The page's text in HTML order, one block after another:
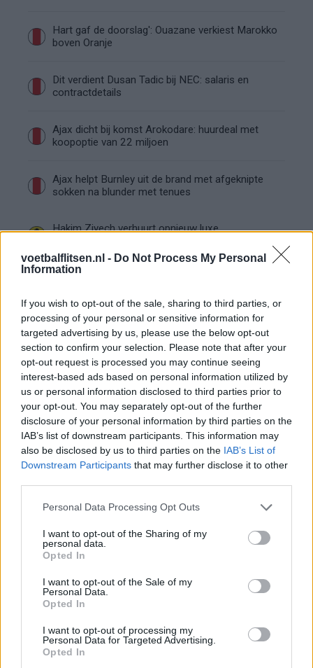
voetbalflitsen.nl - Do Not Process My Personal
Information
If you wish to opt-out of the sale, sharing to third parties, or
processing of your personal or sensitive information for
targeted advertising by us, please use the below opt-out
section to confirm your selection. Please note that after your
opt-out request is processed you may continue seeing
interest-based ads based on personal information utilized by
us or personal information disclosed to third parties prior to
your opt-out. You may separately opt-out of the further
disclosure of your personal information by third parties on the
IAB’s list of downstream participants. This information may
also be disclosed by us to third parties on the IAB’s List of
Downstream Participants that may further disclose it to other
Personal Data Processing Opt Outs
I want to opt-out of the Sharing of my
personal data.
Opted In
I want to opt-out of the Sale of my
Personal Data.
Opted In
I want to opt-out of processing my
Personal Data for Targeted Advertising.
Opted In
Hart gaf de doorslag': Ouazane verkiest Marokko
boven Oranje
Dit verdient Dusan Tadic bij NEC: salaris en
contractdetails
Ajax dicht bij komst Arokodare: huurdeal met
koopoptie van 22 miljoen
Ajax helpt Burnley uit de brand met afgeknipte
sokken na blunder met tenues
Hakim Ziyech verhuurt opnieuw luxe
Resterend oefenprogramma Ajax: waar zijn de
duels te zien
Ajax groeit onder Míchel, maar transfermarkt
blijft cruciaal
Ajax-talent Mohamed Abdalla schrijft Europese
geschiedenis
de basis bij FC Barcelona
Ouazane met Lionel Messi
Ajax zet grote stap richting volgende ronde na
ruime zege op Vojvodina
Dusan Tadic kijkt met bijzondere gevoelens naar
Ajax - Vojvodina